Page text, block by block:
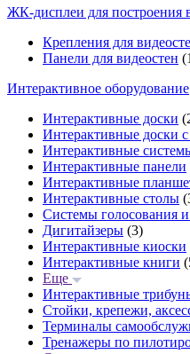
ЖК-дисплеи для построения
Крепления для
Панели для видеостен
Интерактивное оборудование
Интерактивные доски
Интерактивные доски
Интерактивные
Интерактивные панели
Интерактивные
Интерактивные столы
Системы голосования и
Дигитайзеры (3)
Интерактивные киоски
Интерактивные книги
Еще
Интерактивные
Стойки, крепежи,
Терминалы
Тренажеры по